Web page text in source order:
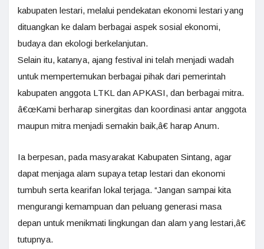
kabupaten lestari, melalui pendekatan ekonomi lestari yang
dituangkan ke dalam berbagai aspek sosial ekonomi,
budaya dan ekologi berkelanjutan.
Selain itu, katanya, ajang festival ini telah menjadi wadah
untuk mempertemukan berbagai pihak dari pemerintah
kabupaten anggota LTKL dan APKASI, dan berbagai mitra.
â€œKami berharap sinergitas dan koordinasi antar anggota
maupun mitra menjadi semakin baik,â€ harap Anum.
Ia berpesan, pada masyarakat Kabupaten Sintang, agar
dapat menjaga alam supaya tetap lestari dan ekonomi
tumbuh serta kearifan lokal terjaga. “Jangan sampai kita
mengurangi kemampuan dan peluang generasi masa
depan untuk menikmati lingkungan dan alam yang lestari,â€
tutupnya.